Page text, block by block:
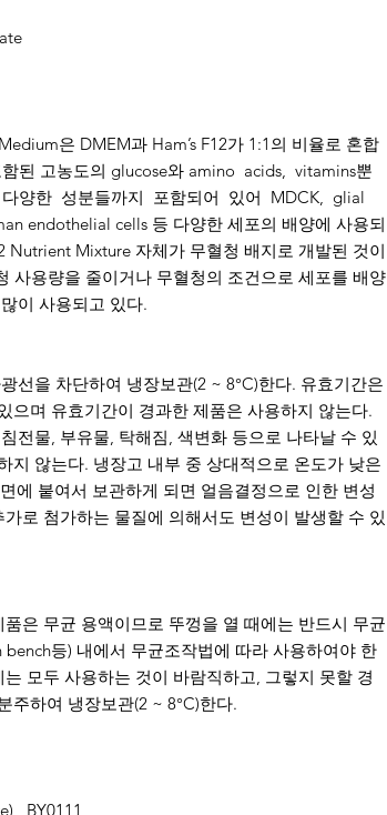
은 DMEM과 Ham’s F12가 1:1의 비율로 혼합
된 고농도의 glucose와 amino acids, vitamins뿐
다양한 성분들까지 포함되어 있어 MDCK, glial
endothelial cells 등 다양한 세포의 배양에 사용되
Nutrient Mixture 자체가 무혈청 배지로 개발된 것이
사용량을 줄이거나 무혈청의 조건으로 세포를 배양
이 사용되고 있다.
선을 차단하여 냉장보관(2 ~ 8°C)한다. 유효기간은
으며 유효기간이 경과한 제품은 사용하지 않는다.
전물, 부유물, 탁해짐, 색변화 등으로 나타날 수 있
지 않는다. 냉장고 내부 중 상대적으로 온도가 낮은
에 붙여서 보관하게 되면 얼음결정으로 인한 변성
로 첨가하는 물질에 의해서도 변성이 발생할 수 있
품은 무균 용액이므로 뚜껑을 열 때에는 반드시 무균
bench등) 내에서 무균조작법에 따라 사용하여야 한
모두 사용하는 것이 바람직하고, 그렇지 못할 경
주하여 냉장보관(2 ~ 8°C)한다.
, BY0111